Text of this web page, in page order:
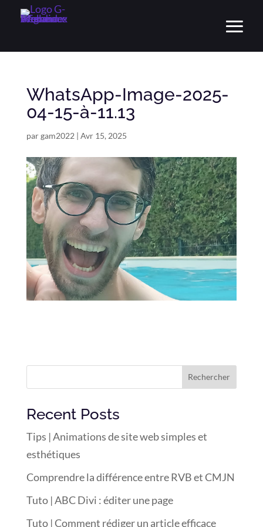
WhatsApp-Image-2025-
04-15-à-11.13
pargam2022 | Avr 15, 2025
Rechercher
Recent Posts
Tips | Animations de site web simples et
esthétiques
Comprendre la différence entre RVB et CMJN
Tuto | ABC Divi : éditer une page
Tuto | Comment rédiger un article efficace